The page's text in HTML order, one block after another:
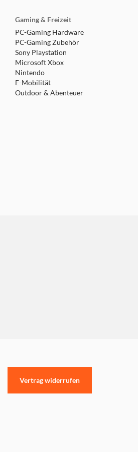
Gaming & Freizeit
PC-Gaming Hardware
PC-Gaming Zubehör
Sony Playstation
Microsoft Xbox
Nintendo
E-Mobilität
Outdoor & Abenteuer
Vertrag widerrufen